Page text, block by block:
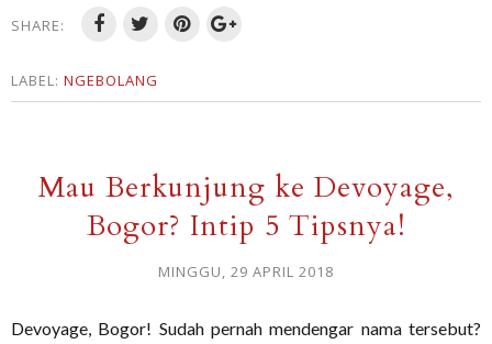
SHARE:
LABEL: NGEBOLANG
Mau Berkunjung ke Devoyage,
Bogor? Intip 5 Tipsnya!
MINGGU, 29 APRIL 2018
Devoyage, Bogor! Sudah pernah mendengar nama tersebut?